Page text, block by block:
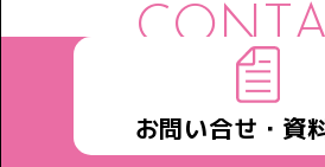
お問い合せ・資